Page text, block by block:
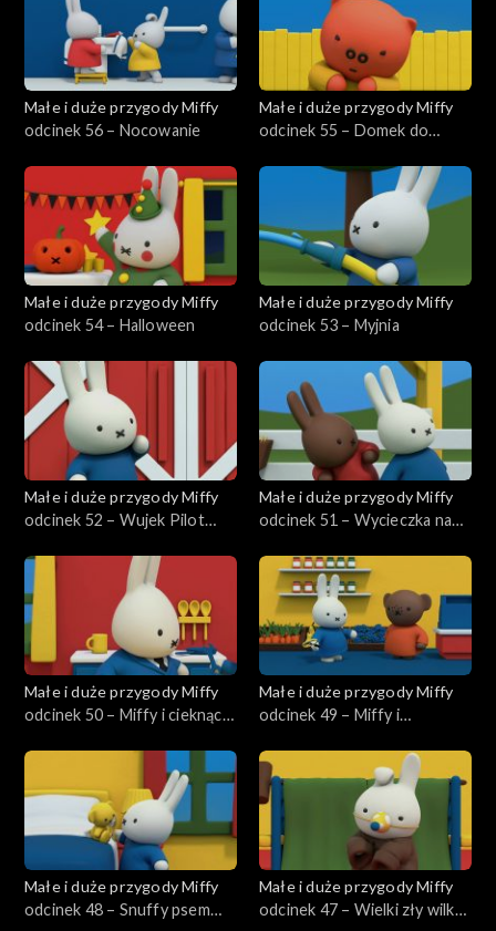
Małe i duże przygody Miffy
odcinek 56 – Nocowanie
Małe i duże przygody Miffy
odcinek 55 – Domek do
Małe i duże przygody Miffy
odcinek 54 – Halloween
Małe i duże przygody Miffy
odcinek 53 – Myjnia
Małe i duże przygody Miffy
odcinek 52 – Wujek Pilot
Małe i duże przygody Miffy
odcinek 51 – Wycieczka na
Małe i duże przygody Miffy
odcinek 50 – Miffy i cieknący
Małe i duże przygody Miffy
odcinek 49 – Miffy i
Małe i duże przygody Miffy
odcinek 48 – Snuffy psem
Małe i duże przygody Miffy
odcinek 47 – Wielki zły wilk